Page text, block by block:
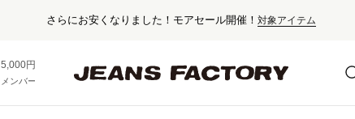
さらにお安くなりました！モアセール開催！ 対象アイテム
5,000円以上お買い上げで送料無料！
メンバー登録でお得な情報をゲット。さらに詳しく